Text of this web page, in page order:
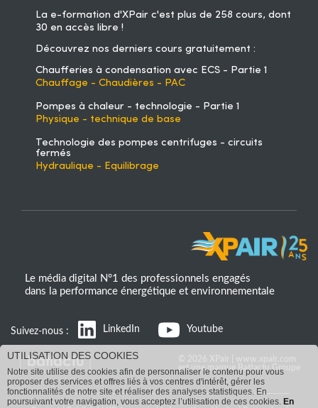
La e-formation d'XPair c'est plus de 258 cours, dont
30 en accès libre !
Découvrez nos derniers cours gratuitement :
Chaufferies à condensation avec ECS - Partie 1
Chauffage - Chaudières - PAC
Pompes à chaleur - technologie - Partie 1
Physique - technique de base
Technologie des pompes centrifuges - circuits
fermés
Hydraulique - Equilibrage
Le média digital N°1 des professionnels engagés
dans la performance énergétique et environnementale
Suivez-nous : LinkedIn Youtube
est une marque Batiactu Groupe
UTILISATION DES COOKIES
Notre site utilise des cookies afin de personnaliser le contenu pour vous
proposer des services et offres liés à vos centres d'intérêt, gérer les
fonctionnalités de notre site et réaliser des analyses statistiques. En
poursuivant votre navigation, vous acceptez l’utilisation de ces cookies. En